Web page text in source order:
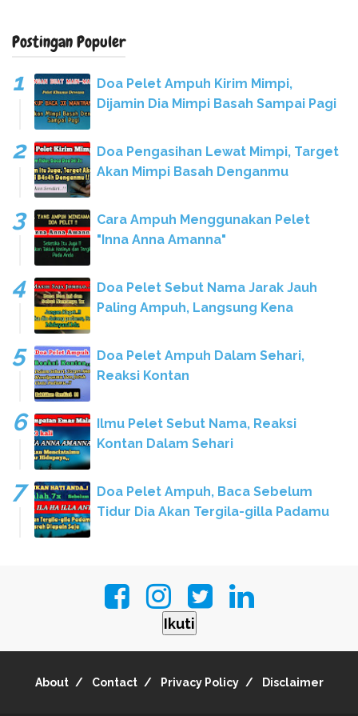
Postingan Populer
Doa Pelet Ampuh Kirim Mimpi,
Dijamin Dia Mimpi Basah Sampai Pagi
Doa Pengasihan Lewat Mimpi, Target
Akan Mimpi Basah Denganmu
Cara Ampuh Menggunakan Pelet
"Inna Anna Amanna"
Doa Pelet Sebut Nama Jarak Jauh
Paling Ampuh, Langsung Kena
Doa Pelet Ampuh Dalam Sehari,
Reaksi Kontan
Ilmu Pelet Sebut Nama, Reaksi
Kontan Dalam Sehari
Doa Pelet Ampuh, Baca Sebelum
Tidur Dia Akan Tergila-gilla Padamu
Ikuti
About Contact Privacy Policy Disclaimer